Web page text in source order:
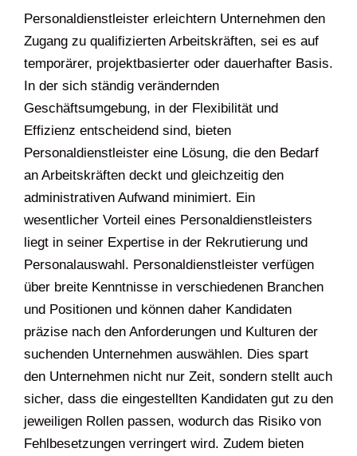
Personaldienstleister erleichtern Unternehmen den
Zugang zu qualifizierten Arbeitskräften, sei es auf
temporärer, projektbasierter oder dauerhafter Basis.
In der sich ständig verändernden
Geschäftsumgebung, in der Flexibilität und
Effizienz entscheidend sind, bieten
Personaldienstleister eine Lösung, die den Bedarf
an Arbeitskräften deckt und gleichzeitig den
administrativen Aufwand minimiert. Ein
wesentlicher Vorteil eines Personaldienstleisters
liegt in seiner Expertise in der Rekrutierung und
Personalauswahl. Personaldienstleister verfügen
über breite Kenntnisse in verschiedenen Branchen
und Positionen und können daher Kandidaten
präzise nach den Anforderungen und Kulturen der
suchenden Unternehmen auswählen. Dies spart
den Unternehmen nicht nur Zeit, sondern stellt auch
sicher, dass die eingestellten Kandidaten gut zu den
jeweiligen Rollen passen, wodurch das Risiko von
Fehlbesetzungen verringert wird. Zudem bieten